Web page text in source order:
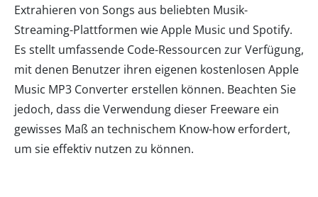
Extrahieren von Songs aus beliebten Musik-
Streaming-Plattformen wie Apple Music und Spotify.
Es stellt umfassende Code-Ressourcen zur Verfügung,
mit denen Benutzer ihren eigenen kostenlosen Apple
Music MP3 Converter erstellen können. Beachten Sie
jedoch, dass die Verwendung dieser Freeware ein
gewisses Maß an technischem Know-how erfordert,
um sie effektiv nutzen zu können.